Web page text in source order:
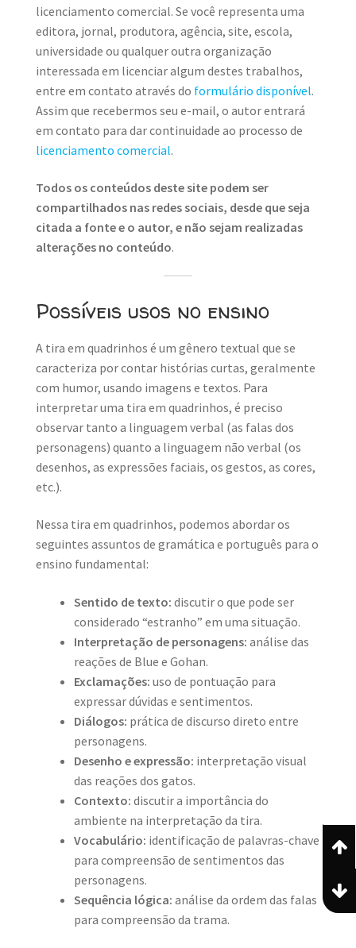
licenciamento comercial. Se você representa uma
editora, jornal, produtora, agência, site, escola,
universidade ou qualquer outra organização
interessada em licenciar algum destes trabalhos,
entre em contato através do formulário disponível.
Assim que recebermos seu e-mail, o autor entrará
em contato para dar continuidade ao processo de
licenciamento comercial.
Todos os conteúdos deste site podem ser
compartilhados nas redes sociais, desde que seja
citada a fonte e o autor, e não sejam realizadas
alterações no conteúdo.
Possíveis usos no ensino
A tira em quadrinhos é um gênero textual que se
caracteriza por contar histórias curtas, geralmente
com humor, usando imagens e textos. Para
interpretar uma tira em quadrinhos, é preciso
observar tanto a linguagem verbal (as falas dos
personagens) quanto a linguagem não verbal (os
desenhos, as expressões faciais, os gestos, as cores,
etc.).
Nessa tira em quadrinhos, podemos abordar os
seguintes assuntos de gramática e português para o
ensino fundamental:
Sentido de texto: discutir o que pode ser
considerado “estranho” em uma situação.
Interpretação de personagens: análise das
reações de Blue e Gohan.
Exclamações: uso de pontuação para
expressar dúvidas e sentimentos.
Diálogos: prática de discurso direto entre
personagens.
Desenho e expressão: interpretação visual
das reações dos gatos.
Contexto: discutir a importância do
ambiente na interpretação da tira.
Vocabulário: identificação de palavras-chave
para compreensão de sentimentos das
personagens.
Sequência lógica: análise da ordem das falas
para compreensão da trama.